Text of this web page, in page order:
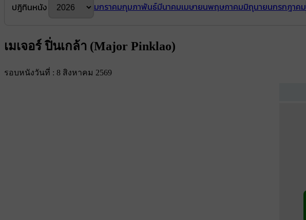
ปฎิทินหนัง มกราคมกุมภาพันธ์มีนาคมเมษายนพฤษภาคมมิถุนายนกรกฎาคม
เมเจอร์ ปิ่นเกล้า (Major Pinklao)
รอบหนังวันที่ : 8 สิงหาคม 2569